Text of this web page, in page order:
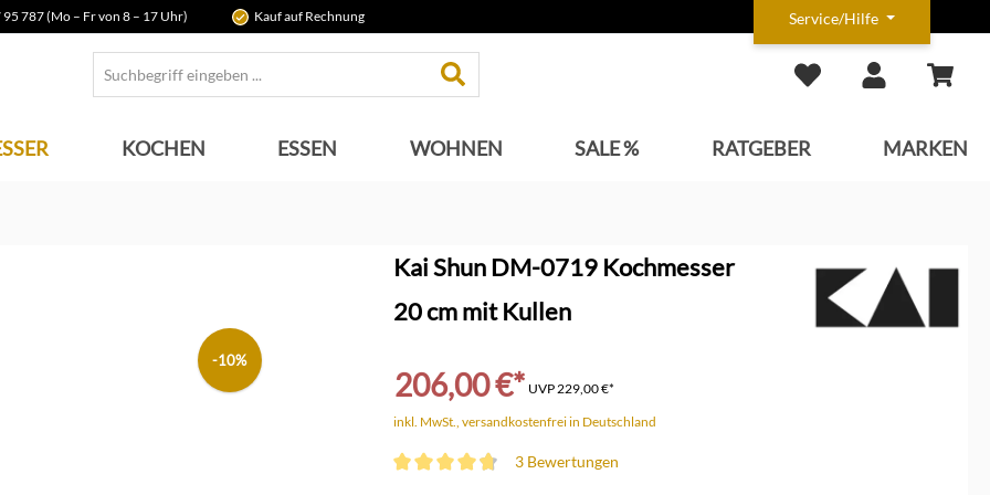
787 (Mo – Fr von 8 – 17 Uhr) Kauf auf Rechnung Service/Hilfe
KOCHEN ESSEN WOHNEN SALE % RATGEBER MARKEN
-10%
Kai Shun DM-0719 Kochmesser
20 cm mit Kullen
206,00 €* UVP229,00 €*
inkl. MwSt., versandkostenfrei in Deutschland
3 Bewertungen